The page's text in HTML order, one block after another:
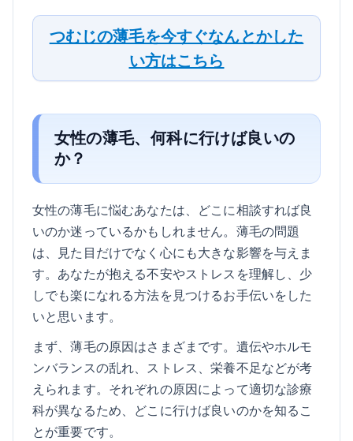
つむじの薄毛を今すぐなんとかした
い方はこちら
女性の薄毛、何科に行けば良いの
か？
女性の薄毛に悩むあなたは、どこに相談すれば良
いのか迷っているかもしれません。薄毛の問題
は、見た目だけでなく心にも大きな影響を与えま
す。あなたが抱える不安やストレスを理解し、少
しでも楽になれる方法を見つけるお手伝いをした
いと思います。
まず、薄毛の原因はさまざまです。遺伝やホルモ
ンバランスの乱れ、ストレス、栄養不足などが考
えられます。それぞれの原因によって適切な診療
科が異なるため、どこに行けば良いのかを知るこ
とが重要です。